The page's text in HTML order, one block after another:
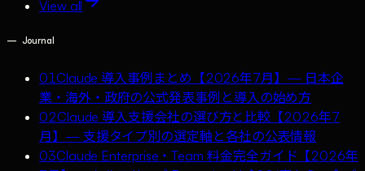
View all
— Journal
01Claude 導入事例まとめ【2026年7月】— 日本企
業・海外・政府の公式発表事例と導入の始め方
02Claude 導入支援会社の選び方と比較【2026年7
月】— 支援タイプ別の選定軸と各社の公表情報
03Claude Enterprise・Team 料金完全ガイド【2026年